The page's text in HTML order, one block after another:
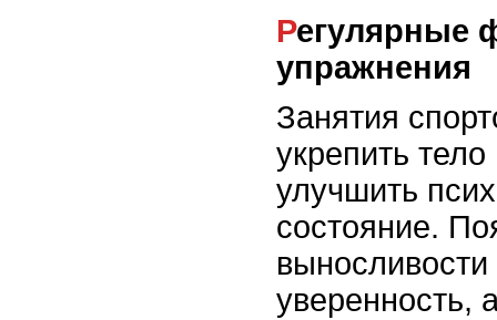
Регулярные физические
упражнения
Занятия
укрепить
улучшить
состояние.
выносливости
уверенность,